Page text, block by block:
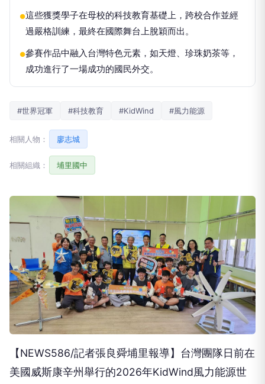
●這些獲獎學子在母校的科技教育基礎上，跨校合作並經
過嚴格訓練，最終在國際舞台上脫穎而出。
●參賽作品中融入台灣特色元素，如天燈、珍珠奶茶等，
成功進行了一場成功的國民外交。
#世界冠軍 #科技教育 #KidWind #風力能源
相關人物： 廖志城
相關組織： 埔里國中
【NEWS586/記者張良舜埔里報導】台灣團隊日前在
美國威斯康辛州舉行的2026年KidWind風力能源世